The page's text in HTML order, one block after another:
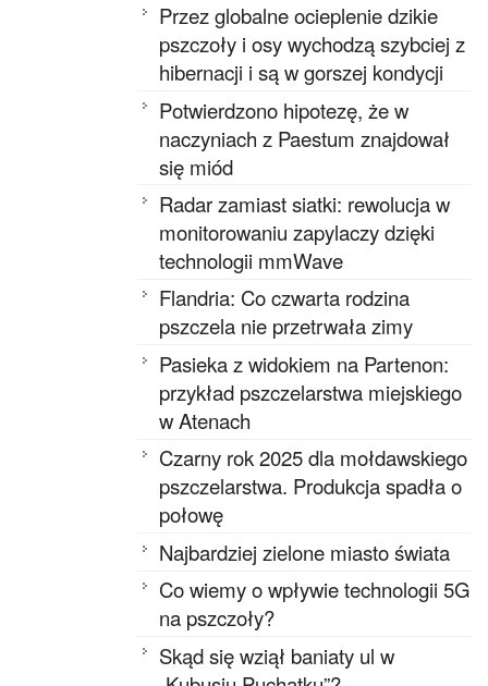
Przez globalne ocieplenie dzikie
pszczoły i osy wychodzą szybciej z
hibernacji i są w gorszej kondycji
Potwierdzono hipotezę, że w
naczyniach z Paestum znajdował
się miód
Radar zamiast siatki: rewolucja w
monitorowaniu zapylaczy dzięki
technologii mmWave
Flandria: Co czwarta rodzina
pszczela nie przetrwała zimy
Pasieka z widokiem na Partenon:
przykład pszczelarstwa miejskiego
w Atenach
Czarny rok 2025 dla mołdawskiego
pszczelarstwa. Produkcja spadła o
połowę
Najbardziej zielone miasto świata
Co wiemy o wpływie technologii 5G
na pszczoły?
Skąd się wziął baniaty ul w